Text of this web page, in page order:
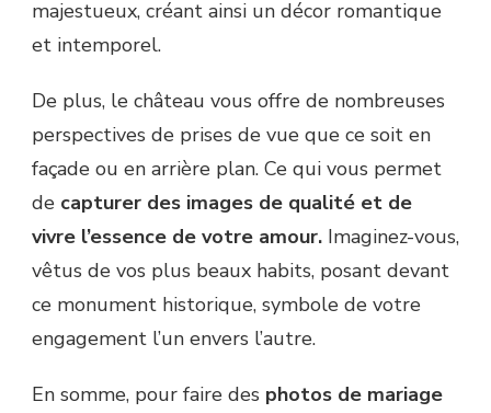
majestueux, créant ainsi un décor romantique
et intemporel.
De plus, le château vous offre de nombreuses
perspectives de prises de vue que ce soit en
façade ou en arrière plan. Ce qui vous permet
de capturer des images de qualité et de
vivre l’essence de votre amour. Imaginez-vous,
vêtus de vos plus beaux habits, posant devant
ce monument historique, symbole de votre
engagement l’un envers l’autre.
En somme, pour faire des photos de mariage